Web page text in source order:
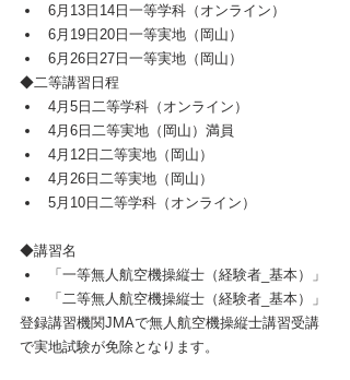
6月13日14日一等学科（オンライン）
6月19日20日一等実地（岡山）
​6月26日27日一等実地（岡山）
◆二等講習日程​​
4月5日二等学科（オンライン）
4月6日二等実地（岡山）満員
​4月12日二等実地（岡山）
4月26日二等実地（岡山）
5月10日二等学科（オンライン）
◆講習名
「一等無人航空機操縦士（経験者_基本）」
「二等無人航空機操縦士（経験者_基本）」
登録講習機関JMAで無人航空機操縦士講習受講
で実地試験が免除となります。